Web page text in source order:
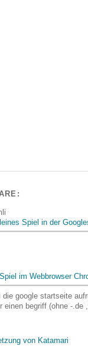
Spiel in der
im Webbrowser
google startseite
einen begriff (ohne -.de
von Katamari